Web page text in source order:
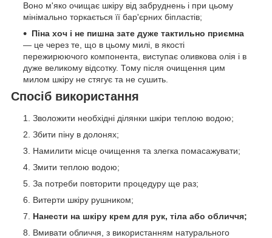
Воно м'яко очищає шкіру від забруднень і при цьому
мінімально торкається її бар'єрних біпластів;
Піна хоч і не пишна зате дуже тактильно приємна
— це через те, що в цьому милі, в якості
пережирюючого компонента, виступає оливкова олія і в
дуже великому відсотку. Тому після очищення цим
милом шкіру не стягує та не сушить.
Спосіб використання
Зволожити необхідні ділянки шкіри теплою водою;
Збити піну в долонях;
Намилити місце очищення та злегка помасажувати;
Змити теплою водою;
За потреби повторити процедуру ще раз;
Витерти шкіру рушником;
Нанести на шкіру крем для рук, тіла або обличчя;
Вмивати обличчя, з використанням натурального